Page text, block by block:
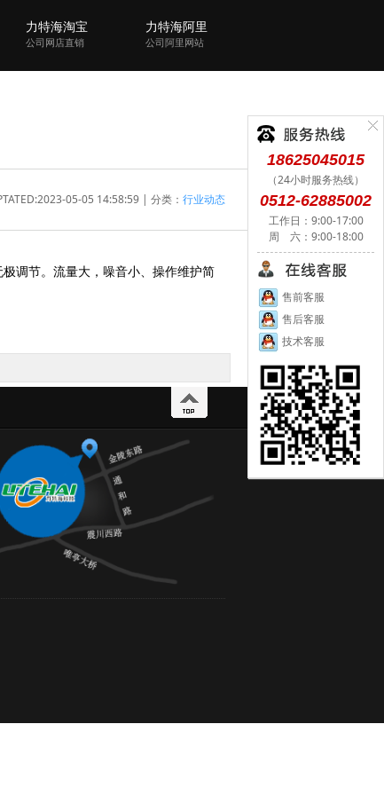
力特海淘宝
公司网店直销
力特海阿里
公司阿里网站
05-05 14:58:59 | 分类： 行业动态
调节。流量大，噪音小、操作维护简
18625045015
（24小时服务热线）
0512-62885002
工作日：9:00-17:00
周 六：9:00-18:00
售前客服
售后客服
技术客服